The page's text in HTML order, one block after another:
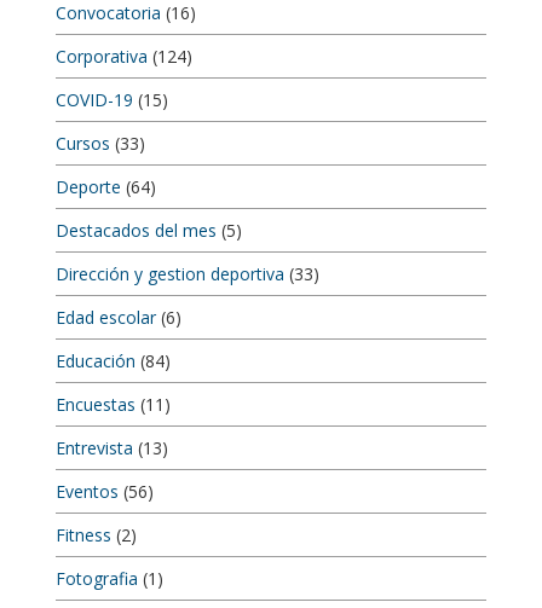
Convocatoria (16)
Corporativa (124)
COVID-19 (15)
Cursos (33)
Deporte (64)
Destacados del mes (5)
Dirección y gestion deportiva (33)
Edad escolar(6)
Educación (84)
Encuestas (11)
Entrevista (13)
Eventos (56)
Fitness (2)
Fotografia (1)